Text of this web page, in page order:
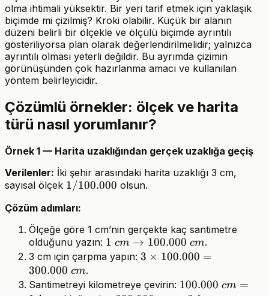
olma ihtimali yüksektir. Bir yeri tarif etmek için yaklaşık
biçimde mi çizilmiş? Kroki olabilir. Küçük bir alanın
düzeni belirli bir ölçekle ve ölçülü biçimde ayrıntılı
gösteriliyorsa plan olarak değerlendirilmelidir; yalnızca
ayrıntılı olması yeterli değildir. Bu ayrımda çizimin
görünüşünden çok hazırlanma amacı ve kullanılan
yöntem belirleyicidir.
Çözümlü örnekler: ölçek ve harita
türü nasıl yorumlanır?
Örnek 1 — Harita uzaklığından gerçek uzaklığa geçiş
Verilenler: İki şehir arasındaki harita uzaklığı 3 cm,
sayısal ölçek 1/100.000
1/100.000 olsun.
Çözüm adımları:
Ölçeğe göre 1 cm’nin gerçekte kaç santimetre
olduğunu yazın: 1\ cm
\rightarrow
cm
1 cm → 100.000 cm.
3 cm için çarpma yapın: 3 \times
=
3 × 100.000 =
300.000 cm.
Santimetreyi kilometreye çevirin: 100.000\
100.000 cm =